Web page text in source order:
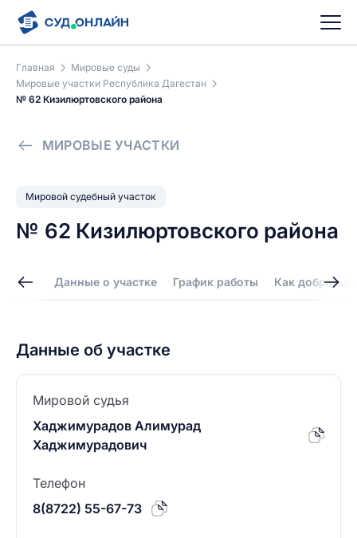
Главная
Мировые суды
Мировые участки Республика Дагестан
№ 62 Кизилюртовского района
МИРОВЫЕ УЧАСТКИ
Мировой судебный участок
№ 62 Кизилюртовского района
Данные о участке График работы Как добраться
Данные об участке
Мировой судья
Хаджимурадов Алимурад
Хаджимурадович
Телефон
8(8722) 55-67-73